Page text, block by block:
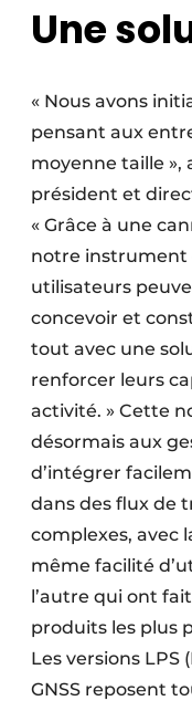
Une
« Nous avons
pensant aux
moyenne taille »,
président et
« Grâce à une
notre instrument
utilisateurs
concevoir et
tout avec une
renforcer leurs
activité. » Cette
désormais aux
d’intégrer
dans des flux de
complexes, avec
même facilité
l’autre qui ont
produits les plus
Les versions LPS
GNSS reposent